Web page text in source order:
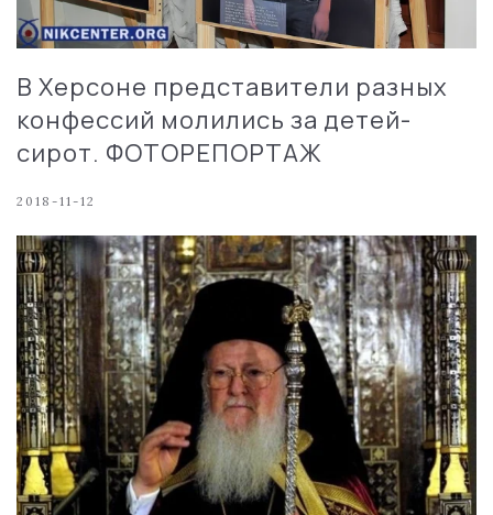
В Херсоне представители разных
конфессий молились за детей-
сирот. ФОТОРЕПОРТАЖ
2018-11-12